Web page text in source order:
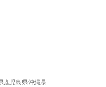
鹿児島県沖縄県